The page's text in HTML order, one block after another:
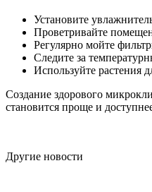
Установите
Проветривайте
Регулярно мойте
Следите за
Используйте растения
Создание здорового
становится проще и
Другие новости